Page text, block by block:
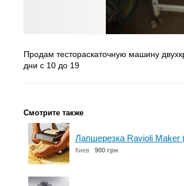
Продам тестораскаточную машину
дни с 10 до 19
Смотрите также
Лапшерезка Ravioli Maker
Киев 900 грн